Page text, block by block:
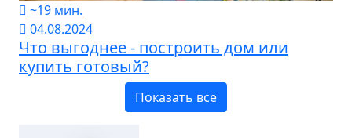
~19 мин.
04.08.2024
Что выгоднее - построить дом или
купить готовый?
Показать все